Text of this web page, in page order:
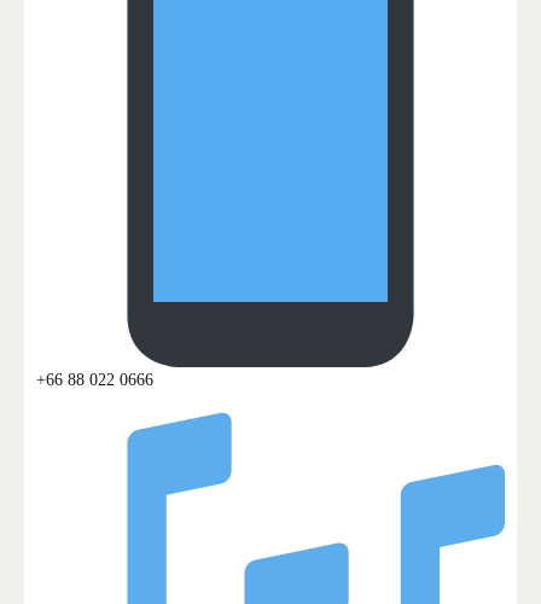
+66 88 022 0666